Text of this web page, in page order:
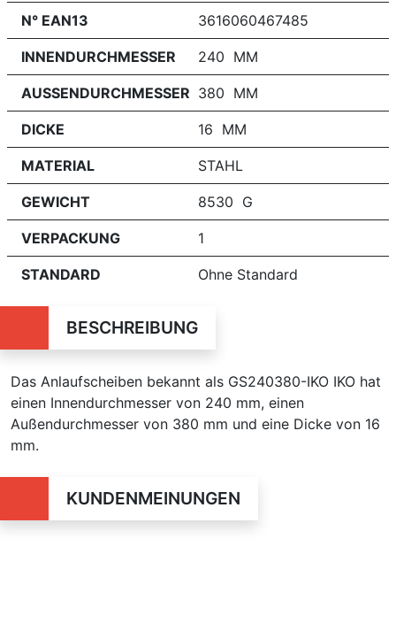
N° EAN13 3616060467485
INNENDURCHMESSER 240 MM
AUSSENDURCHMESSER 380 MM
DICKE 16 MM
MATERIAL STAHL
GEWICHT 8530 G
VERPACKUNG 1
STANDARD Ohne Standard
BESCHREIBUNG
Das Anlaufscheiben bekannt als GS240380-IKO IKO hat
einen Innendurchmesser von 240 mm, einen
Außendurchmesser von 380 mm und eine Dicke von 16
mm.
KUNDENMEINUNGEN